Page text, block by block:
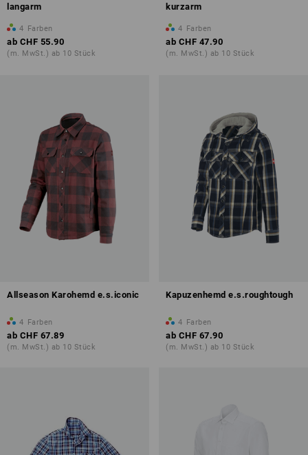
langarm
4 Farben
ab CHF 55.90
(m. MwSt.) ab 10 Stück
kurzarm
4 Farben
ab CHF 47.90
(m. MwSt.) ab 10 Stück
Allseason Karohemd e.s.iconic
4 Farben
ab CHF 67.89
(m. MwSt.) ab 10 Stück
Kapuzenhemd e.s.roughtough
4 Farben
ab CHF 67.90
(m. MwSt.) ab 10 Stück